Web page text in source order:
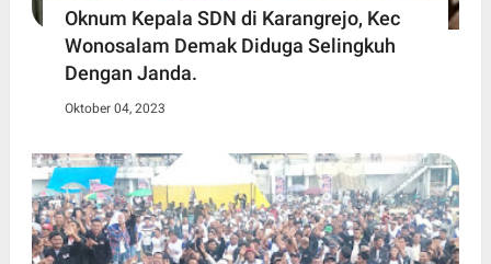
Oknum Kepala SDN di Karangrejo, Kec
Wonosalam Demak Diduga Selingkuh
Dengan Janda.
Oktober 04, 2023